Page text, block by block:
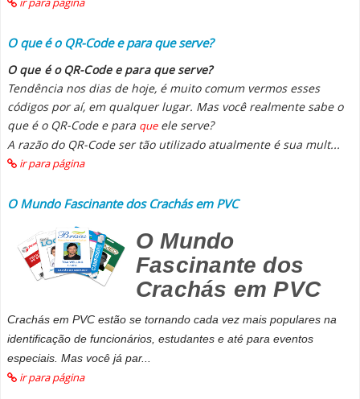
O que é o QR-Code e para que serve?
O que é o QR-Code e para que serve?
Tendência nos dias de hoje, é muito comum vermos esses
códigos por aí, em qualquer lugar. Mas você realmente sabe o
que é o QR-Code e para queele serve?
A razão do QR-Code ser tão utilizado atualmente é sua mult...
ir para página
O Mundo Fascinante dos Crachás em PVC
O Mundo
Fascinante dos
Crachás em PVC
Crachás em PVC estão se tornando cada vez mais populares na
identificação de funcionários, estudantes e até para eventos
especiais. Mas você já par...
ir para página